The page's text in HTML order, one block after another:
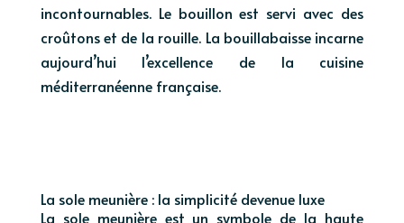
incontournables. Le bouillon est servi avec des
croûtons et de la rouille. La bouillabaisse incarne
aujourd’hui l’excellence de la cuisine
méditerranéenne française.
La sole meunière : la simplicité devenue luxe
La sole meunière est un symbole de la haute